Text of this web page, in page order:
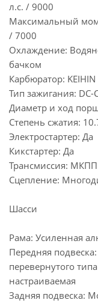
л.с. / 9000
Максимальный
/ 7000
Охлаждение:
бачком
Карбюратор: KEIHIN
Тип зажигания: DC-
Диаметр и ход
Степень сжатия:
Электростартер: Да
Кикстартер: Да
Трансмиссия: МКПП
Сцепление:
Шасси
Рама: Усиленная
Передняя
перевернутого
настраиваемая
Задняя подвеска: